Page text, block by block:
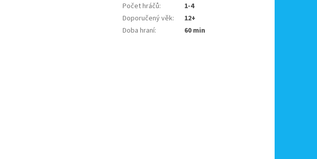
Počet hráčů:
1-4
Doporučený věk:
12+
Doba hraní: 60 min